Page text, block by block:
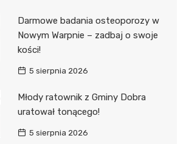
Darmowe badania osteoporozy w
Nowym Warpnie – zadbaj o swoje
kości!
5 sierpnia 2026
Młody ratownik z Gminy Dobra
uratował tonącego!
5 sierpnia 2026